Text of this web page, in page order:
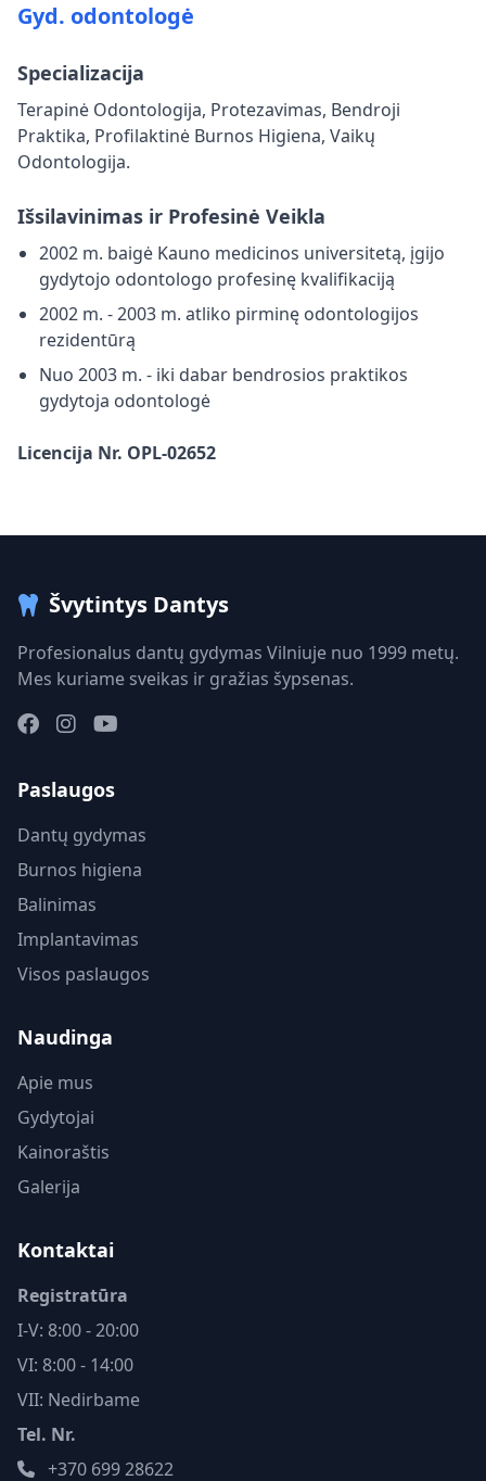
Gyd. odontologė
Specializacija
Terapinė Odontologija, Protezavimas, Bendroji
Praktika, Profilaktinė Burnos Higiena, Vaikų
Odontologija.
Išsilavinimas ir Profesinė Veikla
2002 m. baigė Kauno medicinos universitetą, įgijo
gydytojo odontologo profesinę kvalifikaciją
2002 m. - 2003 m. atliko pirminę odontologijos
rezidentūrą
Nuo 2003 m. - iki dabar bendrosios praktikos
gydytoja odontologė
Licencija Nr. OPL-02652
Švytintys Dantys
Profesionalus dantų gydymas Vilniuje nuo 1999 metų.
Mes kuriame sveikas ir gražias šypsenas.
Paslaugos
Dantų gydymas
Burnos higiena
Balinimas
Implantavimas
Visos paslaugos
Naudinga
Apie mus
Gydytojai
Kainoraštis
Galerija
Kontaktai
Registratūra
I-V: 8:00 - 20:00
VI: 8:00 - 14:00
VII: Nedirbame
Tel. Nr.
+370 699 28622